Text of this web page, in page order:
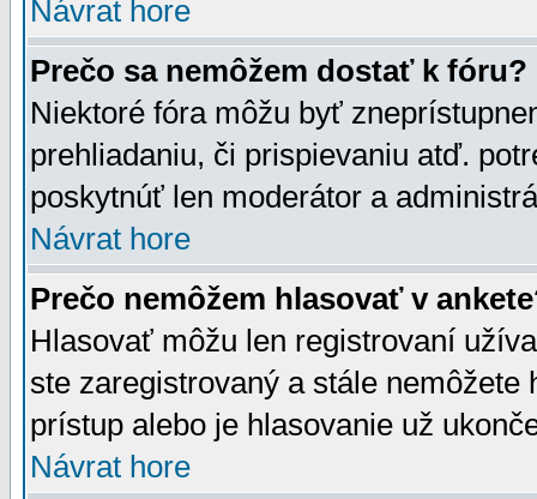
Návrat hore
Prečo sa nemôžem dostať k fóru?
Niektoré fóra môžu byť
prehliadaniu, či prispievaniu atď.
poskytnúť len moderátor a
Návrat hore
Prečo nemôžem hlasovať v
Hlasovať môžu len registrovaní
ste zaregistrovaný a stále
prístup alebo je hlasovanie už
Návrat hore